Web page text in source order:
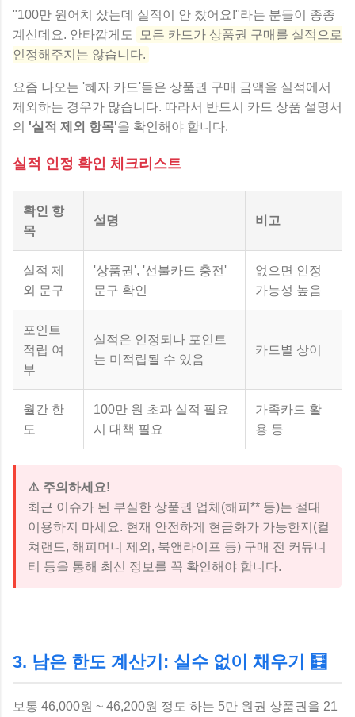
"100만 원어치 샀는데 실적이 안 찼어요!"라는 분들이 종종
계신데요. 안타깝게도 모든 카드가 상품권 구매를 실적으로
인정해주지는 않습니다.
요즘 나오는 '혜자 카드'들은 상품권 구매 금액을 실적에서
제외하는 경우가 많습니다. 따라서 반드시 카드 상품 설명서
의 '실적 제외 항목'을 확인해야 합니다.
실적 인정 확인 체크리스트
확인 항
목
설명 비고
실적 제
외 문구
'상품권', '선불카드 충전'
문구 확인
없으면 인정
가능성 높음
포인트
적립 여
부
실적은 인정되나 포인트
는 미적립될 수 있음
카드별 상이
월간 한
도
100만 원 초과 실적 필요
시 대책 필요
가족카드 활
용 등
⚠️ 주의하세요!
최근 이슈가 된 부실한 상품권 업체(해피** 등)는 절대
이용하지 마세요. 현재 안전하게 현금화가 가능한지(컬
쳐랜드, 해피머니 제외, 북앤라이프 등) 구매 전 커뮤니
티 등을 통해 최신 정보를 꼭 확인해야 합니다.
3. 남은 한도 계산기: 실수 없이 채우기 🧮
보통 46,000원 ~ 46,200원 정도 하는 5만 원권 상품권을 21